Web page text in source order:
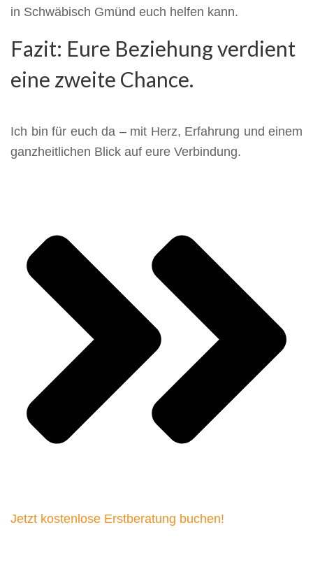
in Schwäbisch Gmünd euch helfen kann.
Fazit: Eure Beziehung verdient
eine zweite Chance.
Ich bin für euch da – mit Herz, Erfahrung und einem
ganzheitlichen Blick auf eure Verbindung.
Jetzt kostenlose Erstberatung buchen!